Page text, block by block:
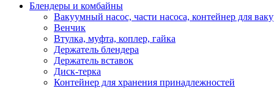
Блендеры и комбайны
Вакуумный насос, части насоса, контейнер для
Венчик
Втулка, муфта, коплер, гайка
Держатель блендера
Держатель вставок
Диск-терка
Контейнер для хранения принадлежностей